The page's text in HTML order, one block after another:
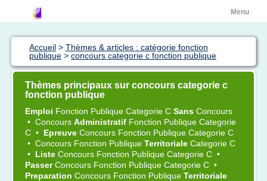
Menu
Accueil > Thèmes & articles : catégorie fonction
publique > concours categorie c fonction publique
Thèmes principaux sur concours categorie c
fonction publique
Emploi Fonction Publique Categorie C Sans Concours
• Concours Administratif Fonction Publique Categorie
C • Epreuve Concours Fonction Publique Categorie C
• Concours Fonction Publique Territoriale Categorie C
• Liste Concours Fonction Publique Categorie C •
PasserConcours Fonction Publique Categorie C •
Preparation Concours Fonction Publique Territoriale